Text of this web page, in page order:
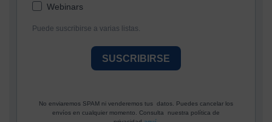
Webinars
Puede suscribirse a varias listas.
SUSCRIBIRSE
No enviaremos SPAM ni venderemos tus datos. Puedes cancelar los
envíos en cualquier momento. Consulta nuestra política de